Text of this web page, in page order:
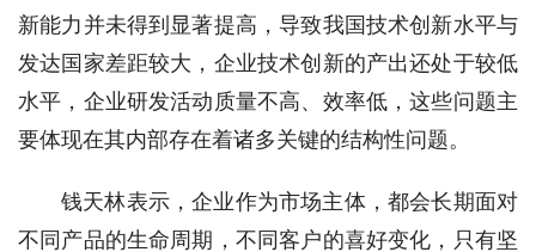
新能力并未得到显著提高，导致我国技术创新水平与
发达国家差距较大，企业技术创新的产出还处于较低
水平，企业研发活动质量不高、效率低，这些问题主
要体现在其内部存在着诸多关键的结构性问题。
钱天林表示，企业作为市场主体，都会长期面对
不同产品的生命周期，不同客户的喜好变化，只有坚